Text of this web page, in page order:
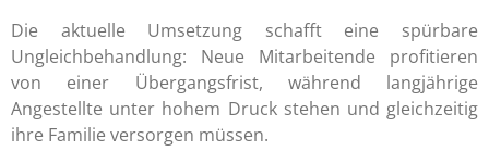
Die aktuelle Umsetzung schafft eine spürbare
Ungleichbehandlung: Neue Mitarbeitende profitieren
von einer Übergangsfrist, während langjährige
Angestellte unter hohem Druck stehen und gleichzeitig
ihre Familie versorgen müssen.